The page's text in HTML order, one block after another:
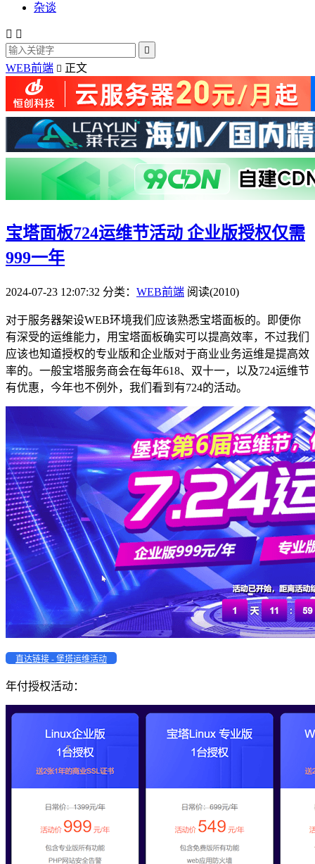
杂谈
 

WEB前端  正文
宝塔面板724运维节活动 企业版授权仅需
999一年
2024-07-23 12:07:32 分类： WEB前端 阅读(2010)
对于服务器架设WEB环境我们应该熟悉宝塔面板的。即便你
有深受的运维能力，用宝塔面板确实可以提高效率，不过我们
应该也知道授权的专业版和企业版对于商业业务运维是提高效
率的。一般宝塔服务商会在每年618、双十一，以及724运维节
有优惠，今年也不例外，我们看到有724的活动。
直达链接 - 堡塔运维活动
年付授权活动：